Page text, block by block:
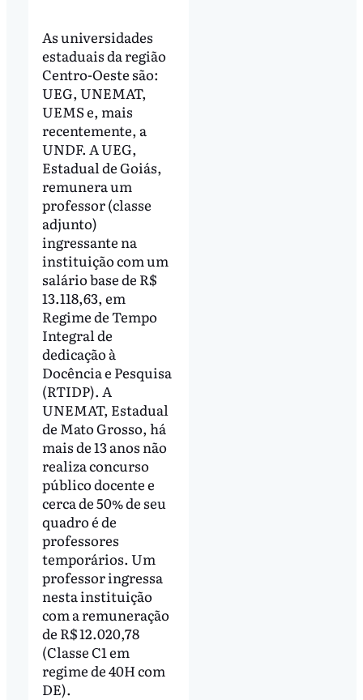
As universidades
estaduais da região
Centro-Oeste são:
UEG, UNEMAT,
UEMS e, mais
recentemente, a
UNDF. A UEG,
Estadual de Goiás,
remunera um
professor (classe
adjunto)
ingressante na
instituição com um
salário base de R$
13.118,63, em
Regime de Tempo
Integral de
dedicação à
Docência e Pesquisa
(RTIDP). A
UNEMAT, Estadual
de Mato Grosso, há
mais de 13 anos não
realiza concurso
público docente e
cerca de 50% de seu
quadro é de
professores
temporários. Um
professor ingressa
nesta instituição
com a remuneração
de R$ 12.020,78
(Classe C1 em
regime de 40H com
DE).